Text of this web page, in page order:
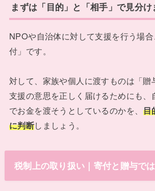
まずは「目的」と「相手」で見分け
NPOや自治体に対して支援を行う場
付」です。
対して、家族や個人に渡すものは「贈
支援の意思を正しく届けるためにも、
でお金を渡そうとしているのかを、 目
に判断しましょう。
税制上の取り扱い｜寄付と贈与で